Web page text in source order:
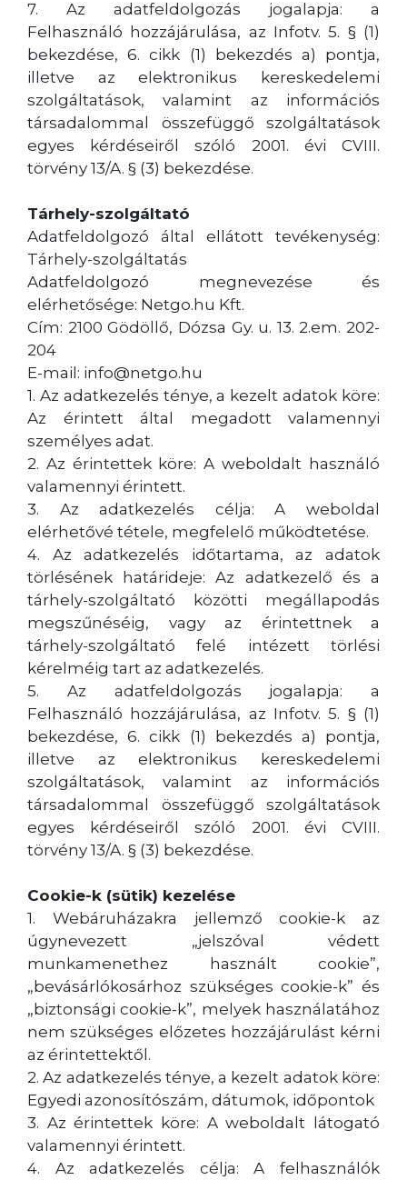
7. Az adatfeldolgozás jogalapja: a
Felhasználó hozzájárulása, az Infotv. 5. § (1)
bekezdése, 6. cikk (1) bekezdés a) pontja,
illetve az elektronikus kereskedelemi
szolgáltatások, valamint az információs
társadalommal összefüggő szolgáltatások
egyes kérdéseiről szóló 2001. évi CVIII.
törvény 13/A. § (3) bekezdése.
Tárhely-szolgáltató
Adatfeldolgozó által ellátott tevékenység:
Tárhely-szolgáltatás
Adatfeldolgozó megnevezése és
elérhetősége: Netgo.hu Kft.
Cím: 2100 Gödöllő, Dózsa Gy. u. 13. 2.em. 202-
204
E-mail: info@netgo.hu
1. Az adatkezelés ténye, a kezelt adatok köre:
Az érintett által megadott valamennyi
személyes adat.
2. Az érintettek köre: A weboldalt használó
valamennyi érintett.
3. Az adatkezelés célja: A weboldal
elérhetővé tétele, megfelelő működtetése.
4. Az adatkezelés időtartama, az adatok
törlésének határideje: Az adatkezelő és a
tárhely-szolgáltató közötti megállapodás
megszűnéséig, vagy az érintettnek a
tárhely-szolgáltató felé intézett törlési
kérelméig tart az adatkezelés.
5. Az adatfeldolgozás jogalapja: a
Felhasználó hozzájárulása, az Infotv. 5. § (1)
bekezdése, 6. cikk (1) bekezdés a) pontja,
illetve az elektronikus kereskedelemi
szolgáltatások, valamint az információs
társadalommal összefüggő szolgáltatások
egyes kérdéseiről szóló 2001. évi CVIII.
törvény 13/A. § (3) bekezdése.
Cookie-k (sütik) kezelése
1. Webáruházakra jellemző cookie-k az
úgynevezett „jelszóval védett
munkamenethez használt cookie”,
„bevásárlókosárhoz szükséges cookie-k” és
„biztonsági cookie-k”, melyek használatához
nem szükséges előzetes hozzájárulást kérni
az érintettektől.
2. Az adatkezelés ténye, a kezelt adatok köre:
Egyedi azonosítószám, dátumok, időpontok
3. Az érintettek köre: A weboldalt látogató
valamennyi érintett.
4. Az adatkezelés célja: A felhasználók